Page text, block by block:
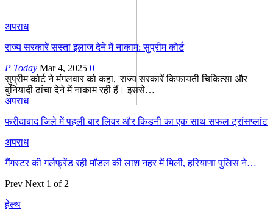
अपराध
राज्य सरकारें सस्ता इलाज देने में नाकाम: सुप्रीम कोर्ट
P Today Mar 4, 2025 0
सुप्रीम कोर्ट ने मंगलवार को कहा, 'राज्य सरकारें किफायती चिकित्सा और
बुनियादी ढांचा देने में नाकाम रही हैं। इससे…
अपराध
फरीदाबाद जिले में पहली बार लिवर और किडनी का एक साथ सफल ट्रांसप्लांट
अपराध
गैंगस्टर की गर्लफ्रेंड रही मॉडल की लाश नहर में मिली, हरियाणा पुलिस ने…
Prev Next 1 of 2
हेल्थ